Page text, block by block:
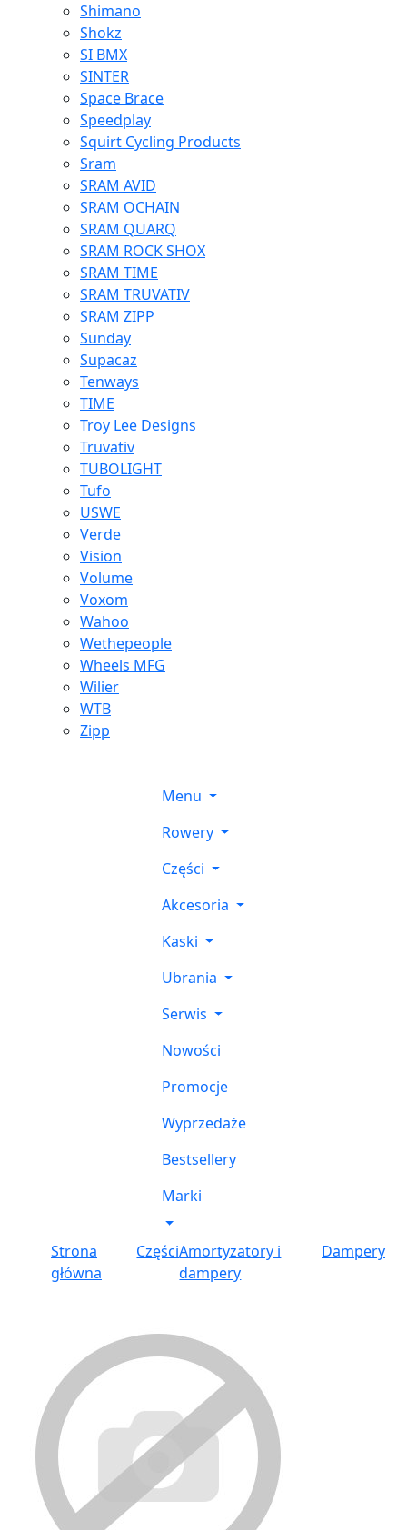
Shimano
Shokz
SI BMX
SINTER
Space Brace
Speedplay
Squirt Cycling Products
Sram
SRAM AVID
SRAM OCHAIN
SRAM QUARQ
SRAM ROCK SHOX
SRAM TIME
SRAM TRUVATIV
SRAM ZIPP
Sunday
Supacaz
Tenways
TIME
Troy Lee Designs
Truvativ
TUBOLIGHT
Tufo
USWE
Verde
Vision
Volume
Voxom
Wahoo
Wethepeople
Wheels MFG
Wilier
WTB
Zipp
Menu
Rowery
Części
Akcesoria
Kaski
Ubrania
Serwis
Nowości
Promocje
Wyprzedaże
Bestsellery
Marki
Strona
główna
CzęściAmortyzatory i
dampery
Dampery